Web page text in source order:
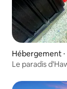
Hébergement
Le paradis